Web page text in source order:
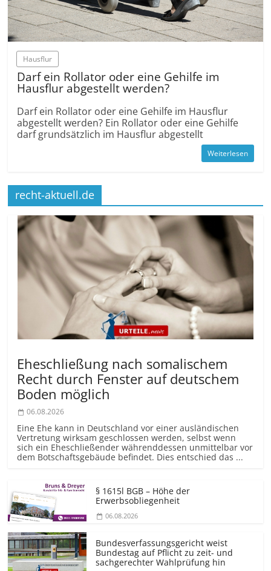
Hausflur
Darf ein Rollator oder eine Gehilfe im
Hausflur abgestellt werden?
Darf ein Rollator oder eine Gehilfe im Hausflur
abgestellt werden? Ein Rollator oder eine Gehilfe
darf grund­sätzlich im Hausflur abgestellt
Weiterlesen
recht-aktuell.de
Eheschließung nach somalischem
Recht durch Fenster auf deutschem
Boden möglich
06.08.2026
Eine Ehe kann in Deutschland vor einer ausländischen
Vertretung wirksam geschlossen werden, selbst wenn
sich ein Eheschließender währenddessen unmittelbar vor
dem Botschaftsgebäude befindet. Dies entschied das ...
§ 1615l BGB – Höhe der
Erwerbsobliegenheit
06.08.2026
Bundesver­fassungsgericht weist
Bundestag auf Pflicht zu zeit- und
sachgerechter Wahlprüfung hin